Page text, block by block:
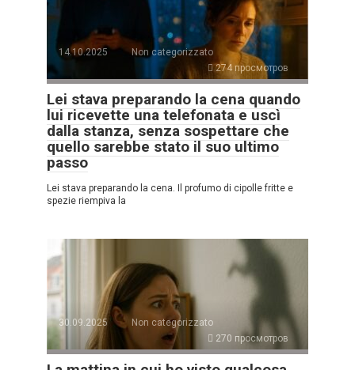
14.10.2025
Non categorizzato
274 просмотров
Lei stava preparando la cena quando
lui ricevette una telefonata e uscì
dalla stanza, senza sospettare che
quello sarebbe stato il suo ultimo
passo
Lei stava preparando la cena. Il profumo di cipolle fritte e
spezie riempiva la
30.09.2025
Non categorizzato
270 просмотров